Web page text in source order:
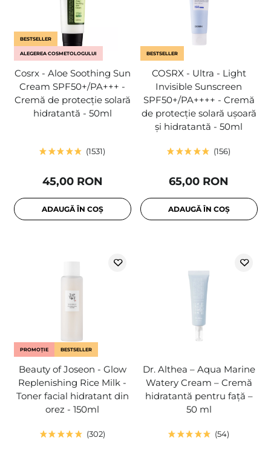
BESTSELLER
ALEGEREA COSMETOLOGULUI
Cosrx - Aloe Soothing Sun
Cream SPF50+/PA+++ -
Cremă de protecție solară
hidratantă - 50ml
1531
45,00 RON
ADAUGĂ ÎN COȘ
BESTSELLER
COSRX - Ultra - Light
Invisible Sunscreen
SPF50+/PA++++ - Cremă
de protecție solară ușoară
și hidratantă - 50ml
156
65,00 RON
ADAUGĂ ÎN COȘ
PROMOȚIE BESTSELLER
Beauty of Joseon - Glow
Replenishing Rice Milk -
Toner facial hidratant din
orez - 150ml
302
Dr. Althea – Aqua Marine
Watery Cream – Cremă
hidratantă pentru față –
50 ml
54